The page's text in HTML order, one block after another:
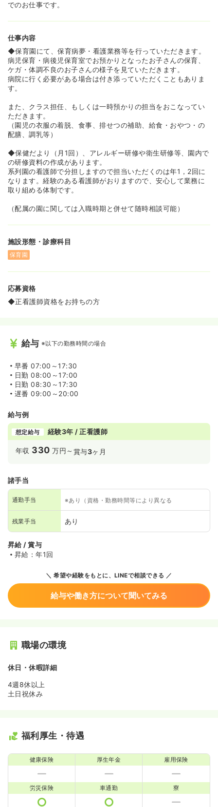
でのお仕事です。
仕事内容
◆保育園にて、保育病夢・看護業務等を行っていただきます。
病児保育・病後児保育室でお預かりとなったお子さんの保育、
ケガ・体調不良のお子さんの様子を見ていただきます。
病院に行く必要がある場合は付き添っていただくこともありま
す。
また、クラス担任、もしくは一時預かりの担当をおこなってい
ただきます。
（園児の衣服の着脱、食事、排せつの補助、給食・おやつ・の
配膳、調乳等）
◆保健だより（月1回）、アレルギー研修や衛生研修等、園内で
の研修資料の作成があります。
系列園の看護師で分担しますので担当いただくのは年1，2回に
なります。経験のある看護師がおりますので、安心して業務に
取り組める体制です。
（配属の園に関しては入職時期と併せて随時相談可能）
施設形態・診療科目
保育園
応募資格
◆正看護師資格をお持ちの方
給与 ※以下の勤務時間の場合
早番 07:00～17:30
日勤 08:00～17:00
日勤 08:30～17:30
遅番 09:00～20:00
給与例
想定給与 経験3年 / 正看護師
年収 330 万円～ 賞与3ヶ月
諸手当
通勤手当 ※あり（資格・勤務時間等により異なる
残業手当 あり
昇給 / 賞与
昇給：年1回
希望や経験をもとに、LINEで相談できる
給与や働き方について聞いてみる
職場の環境
休日・休暇詳細
4週8休以上
土日祝休み
福利厚生・待遇
健康保険 厚生年金 雇用保険
労災保険 車通勤 寮